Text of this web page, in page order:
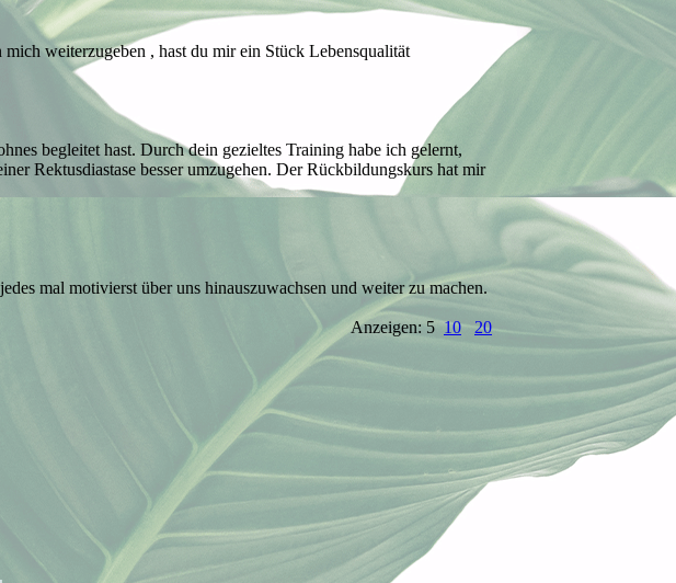
weiterzugeben , hast du mir ein Stück Lebensqualität
begleitet hast. Durch dein gezieltes Training habe ich gelernt,
Rektusdiastase besser umzugehen. Der Rückbildungskurs hat mir
mal motivierst über uns hinauszuwachsen und weiter zu machen.
Anzeigen: 510 20